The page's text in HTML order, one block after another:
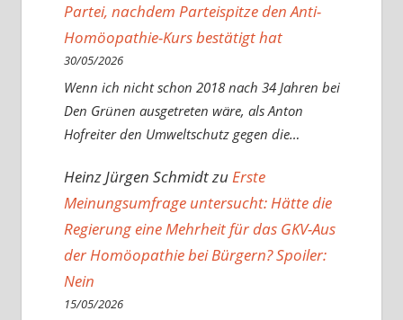
Partei, nachdem Parteispitze den Anti-
Homöopathie-Kurs bestätigt hat
30/05/2026
Wenn ich nicht schon 2018 nach 34 Jahren bei
Den Grünen ausgetreten wäre, als Anton
Hofreiter den Umweltschutz gegen die…
Heinz Jürgen SchmidtzuErste
Meinungsumfrage untersucht: Hätte die
Regierung eine Mehrheit für das GKV-Aus
der Homöopathie bei Bürgern? Spoiler:
Nein
15/05/2026